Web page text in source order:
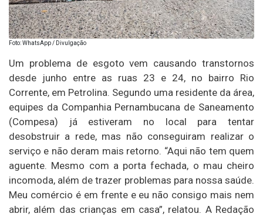
Foto: WhatsApp / Divulgação
Um problema de esgoto vem causando transtornos
desde junho entre as ruas 23 e 24, no bairro Rio
Corrente, em Petrolina. Segundo uma residente da área,
equipes da Companhia Pernambucana de Saneamento
(Compesa) já estiveram no local para tentar
desobstruir a rede, mas não conseguiram realizar o
serviço e não deram mais retorno. “Aqui não tem quem
aguente. Mesmo com a porta fechada, o mau cheiro
incomoda, além de trazer problemas para nossa saúde.
Meu comércio é em frente e eu não consigo mais nem
abrir, além das crianças em casa”, relatou. A Redação